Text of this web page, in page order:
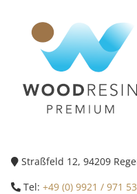
Straßfeld 12, 94209
Tel: +49 (0) 9921 / 971